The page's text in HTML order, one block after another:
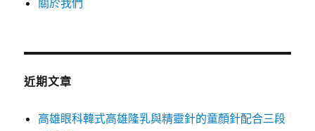
關於我們
近期文章
高雄眼科韓式高雄隆乳與精靈針的童顏針配合三段